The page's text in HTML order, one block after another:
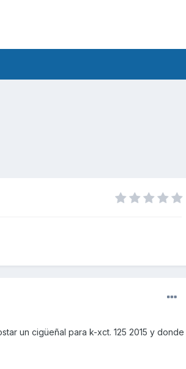
un cigüeñal para k-xct. 125 2015 y donde